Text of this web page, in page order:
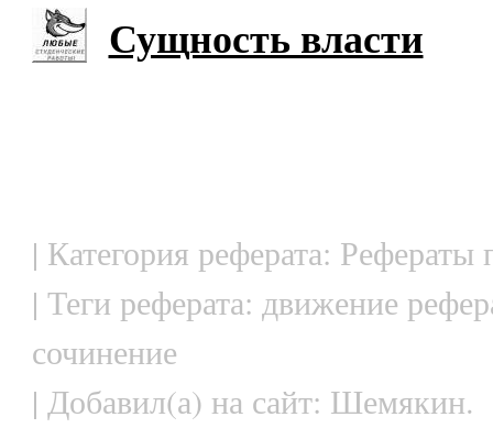
Сущность власти
| Категория реферата: Рефераты
| Теги реферата: движение
сочинение
| Добавил(а) на сайт: Шемякин.